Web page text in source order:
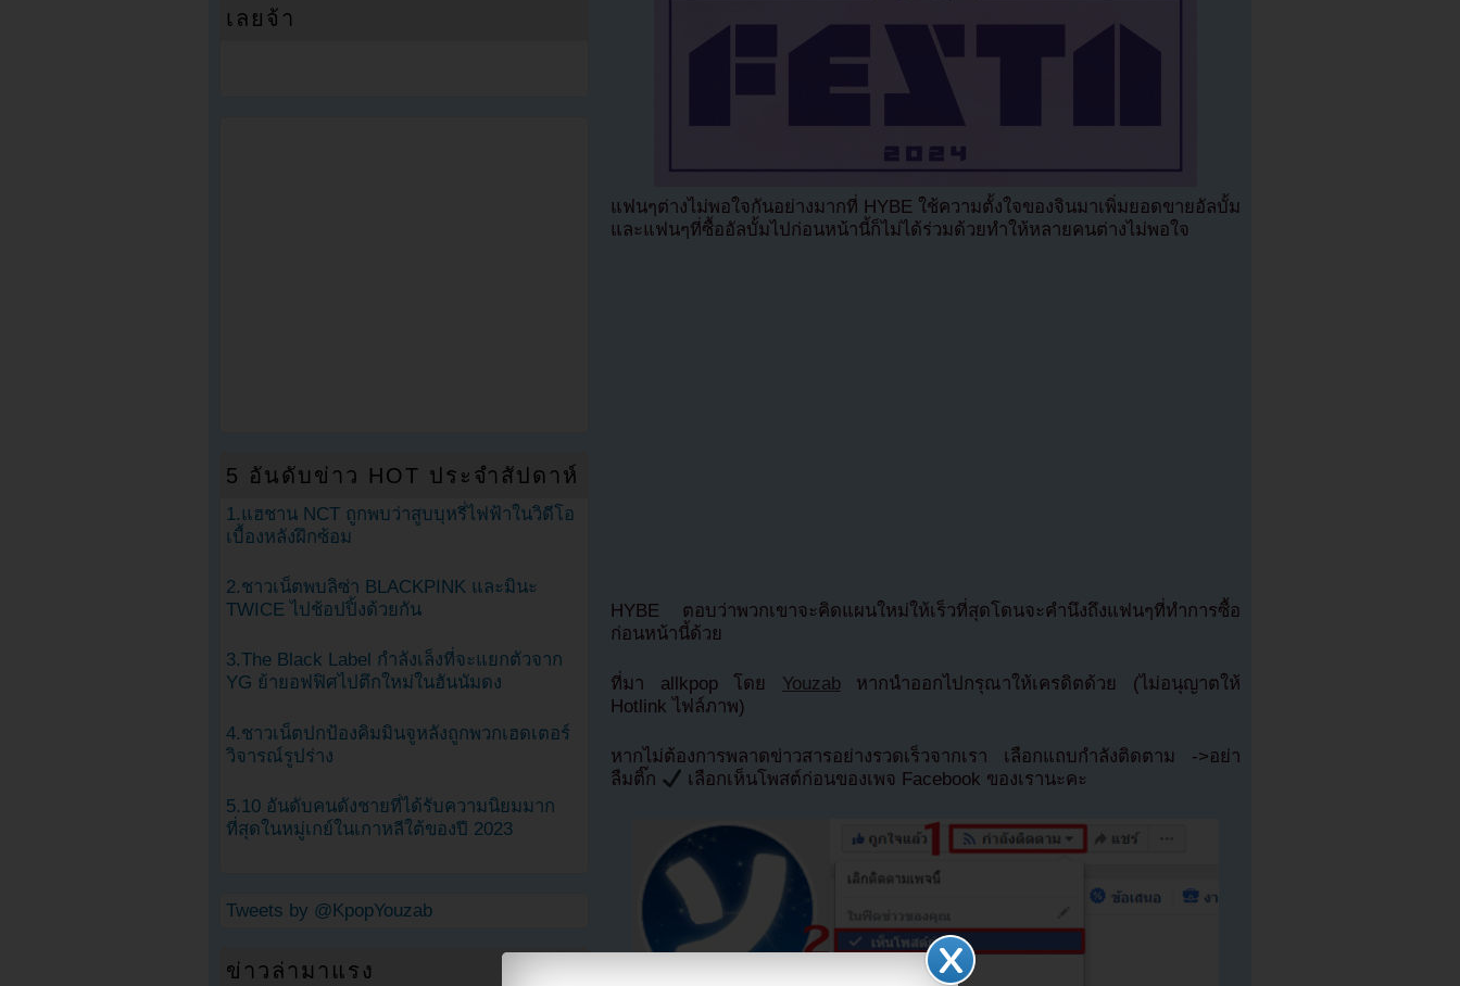
แฟนๆต่างไม่พอใจกันอย่างมากที่ HYBE ใช้ความตั้งใจของจินมาเพิ่มยอดขายอัลบั้ม
และแฟนๆที่ซื้ออัลบั้มไปก่อนหน้านี้ก็ไม่ได้ร่วมด้วยทำให้หลายคนต่างไม่พอใจ
HYBE ตอบว่าพวกเขาจะคิดแผนใหม่ให้เร็วที่สุดโดนจะคำนึงถึงแฟนๆที่ทำการซื้อ
ก่อนหน้านี้ด้วย
ที่มา allkpop โดย Youzabหากนำออกไปกรุณาให้เครดิตด้วย (ไม่อนุญาตให้
Hotlink ไฟล์ภาพ)
หากไม่ต้องการพลาดข่าวสารอย่างรวดเร็วจากเรา เลือกแถบกำลังติดตาม ->อย่า
ลืมติ๊ก
เลือกเห็นโพสต์ก่อนของเพจ Facebook ของเรานะคะ
เลยจ้า
5 อันดับข่าว HOT ประจำสัปดาห์
1.แฮชาน NCT ถูกพบว่าสูบบุหรี่ไฟฟ้าในวิดีโอ
เบื้องหลังฝึกซ้อม
2.ชาวเน็ตพบลิซ่า BLACKPINK และมินะ
TWICE ไปช้อปปิ้งด้วยกัน
3.The Black Label กำลังเล็งที่จะแยกตัวจาก
YG ย้ายอฟฟิศไปตึกใหม่ในฮันนัมดง
4.ชาวเน็ตปกป้องคิมมินจูหลังถูกพวกเฮดเตอร์
วิจารณ์รูปร่าง
5.10 อันดับคนดังชายที่ได้รับความนิยมมาก
ที่สุดในหมู่เกย์ในเกาหลีใต้ของปี 2023
Tweets by @KpopYouzab
ข่าวล่ามาแรง